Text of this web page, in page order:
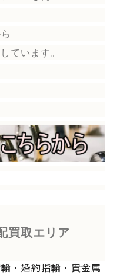
ています。
買取エリア
・婚約指輪・貴金属